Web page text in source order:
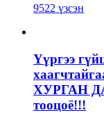
9522 үзсэн
Үүргээ
ХУРГАН
тооцоё!!!